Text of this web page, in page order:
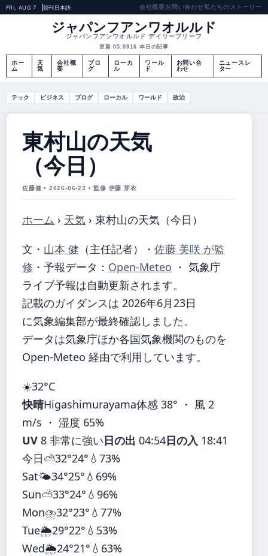
FRI, AUG 7 朝刊日本語 会社概要お問い合わせ私たちのストーリー
ジャパンフアンワオルルド
ジャパンフアンワオルルド デイリーブリーフ
更新 05:0916 本日の記事
ホー
ム
天
気
会社概
要
ブロ
グ
ローカ
ル
ワール
ド
お問い合
わせ
ニュースレ
ター
テック ビジネス ブログ ローカル ワールド 政治
東村山の天気
（今日）
佐藤健 • 2026-06-23 • 監修 伊藤 芽衣
ホーム › 天気 › 東村山の天気（今日）
文・ 山本 健 （主任記者） ・ 佐藤 美咲 が監
修 ・ 予報データ： Open-Meteo ・ 気象庁
ライブ予報は自動更新されます。
記載のガイダンスは 2026年6月23日
に気象編集部が最終確認しました。
データは気象庁ほか各国気象機関のものを
Open-Meteo 経由で利用しています。
☀️32°C
快晴Higashimurayama体感 38° ・ 風 2
m/s ・ 湿度 65%
UV 8 非常に強い日の出 04:54日の入 18:41
今日⛅32°24° 💧73%
Sat🌤️34°25° 💧69%
Sun⛅33°24° 💧96%
Mon⛈️32°23° 💧77%
Tue🌦️29°22° 💧53%
Wed🌦️24°21° 💧63%